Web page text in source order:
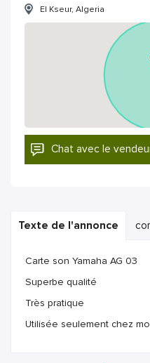
El Kseur, Algeria
Chat avec le
Texte de l'annonce
Carte son Yamaha AG 03
Superbe qualité
Très pratique
Utilisée seulement chez